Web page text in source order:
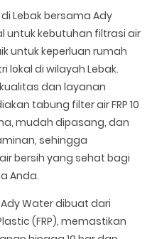
di Lebak bersama Ady
untuk kebutuhan filtrasi air
untuk keperluan rumah
lokal di wilayah Lebak.
dan layanan
tabung filter air FRP 10
mudah dipasang, dan
sehingga
bersih yang sehat bagi
Anda.
Ady Water dibuat dari
(FRP), memastikan